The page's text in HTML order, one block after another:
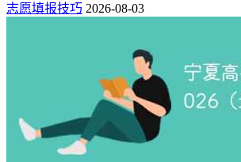
志愿填报技巧 2026-08-03